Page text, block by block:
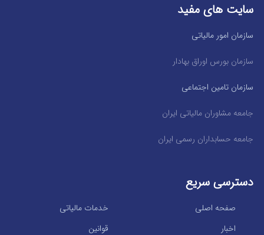
سایت های مفید
سازمان امور مالیاتی
سازمان بورس اوراق بهادار
سازمان تامین اجتماعی
جامعه مشاوران مالیاتی ایران
جامعه حسابداران رسمی ایران
دسترسی سریع
خدمات مالیاتی
صفحه اصلی
قوانین
اخبار